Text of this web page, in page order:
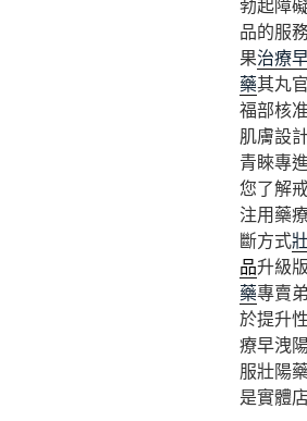
勃起障
品的服
果治療
藥其丸
福部核
肌膚設
青睞專
您了解
注用藥
斷方式
品升級
藥專賣
於提升
療早洩
服壯陽
是實體